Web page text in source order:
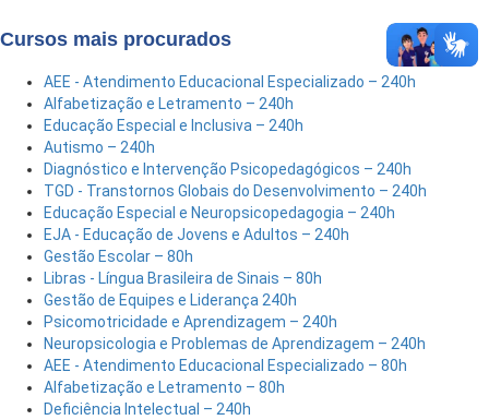
Cursos mais procurados
AEE - Atendimento Educacional Especializado – 240h
Alfabetização e Letramento – 240h
Educação Especial e Inclusiva – 240h
Autismo – 240h
Diagnóstico e Intervenção Psicopedagógicos – 240h
TGD - Transtornos Globais do Desenvolvimento – 240h
Educação Especial e Neuropsicopedagogia – 240h
EJA - Educação de Jovens e Adultos – 240h
Gestão Escolar – 80h
Libras - Língua Brasileira de Sinais – 80h
Gestão de Equipes e Liderança 240h
Psicomotricidade e Aprendizagem – 240h
Neuropsicologia e Problemas de Aprendizagem – 240h
AEE - Atendimento Educacional Especializado – 80h
Alfabetização e Letramento – 80h
Deficiência Intelectual – 240h